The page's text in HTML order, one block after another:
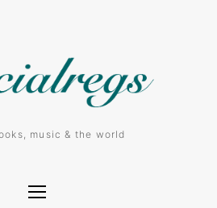
music & the world